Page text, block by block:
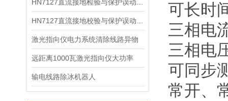
激光指向仪电力系统清除线路异物
远距离1000瓦激光指向仪大功率
输电线路除冰机器人
可长时
三相电
三相电
可同步
常开、